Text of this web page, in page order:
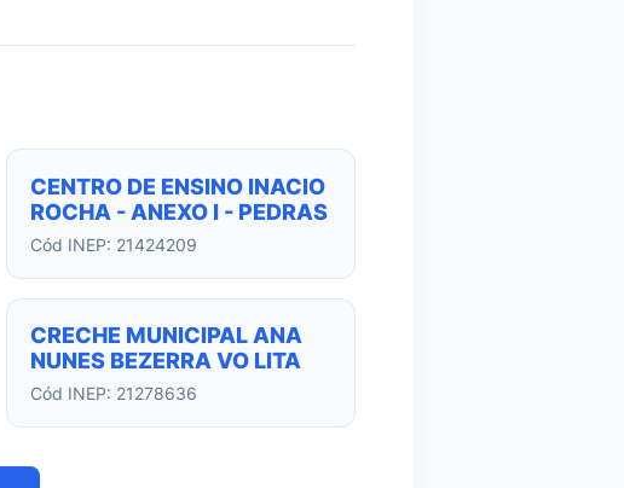
CENTRO DE ENSINO INACIO
ROCHA - ANEXO I - PEDRAS
Cód INEP: 21424209
CRECHE MUNICIPAL ANA
NUNES BEZERRA VO LITA
Cód INEP: 21278636